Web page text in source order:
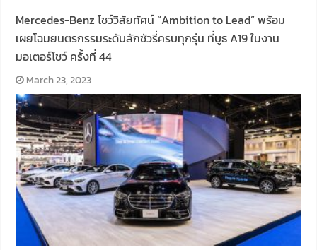
Mercedes-Benz โชว์วิสัยทัศน์ “Ambition to Lead” พร้อม
เผยโฉมยนตรกรรมระดับลักชัวรี่ครบทุกรุ่น ที่บูธ A19 ในงาน
มอเตอร์โชว์ ครั้งที่ 44
March 23, 2023